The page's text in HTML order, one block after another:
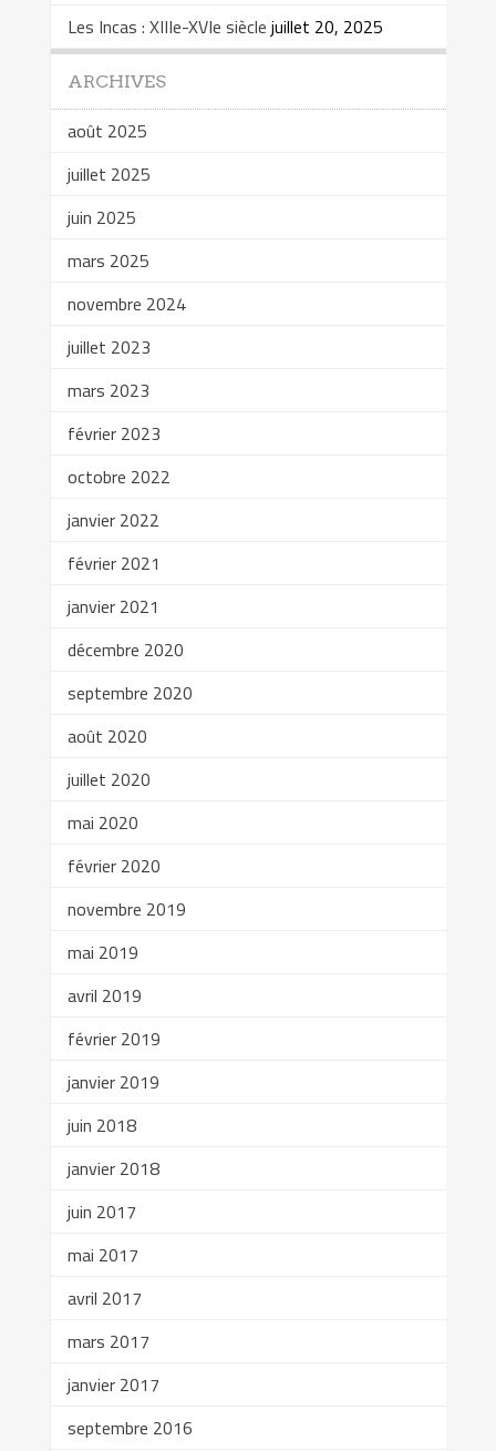
Les Incas : XIIIe-XVIe siècle juillet 20, 2025
ARCHIVES
août 2025
juillet 2025
juin 2025
mars 2025
novembre 2024
juillet 2023
mars 2023
février 2023
octobre 2022
janvier 2022
février 2021
janvier 2021
décembre 2020
septembre 2020
août 2020
juillet 2020
mai 2020
février 2020
novembre 2019
mai 2019
avril 2019
février 2019
janvier 2019
juin 2018
janvier 2018
juin 2017
mai 2017
avril 2017
mars 2017
janvier 2017
septembre 2016